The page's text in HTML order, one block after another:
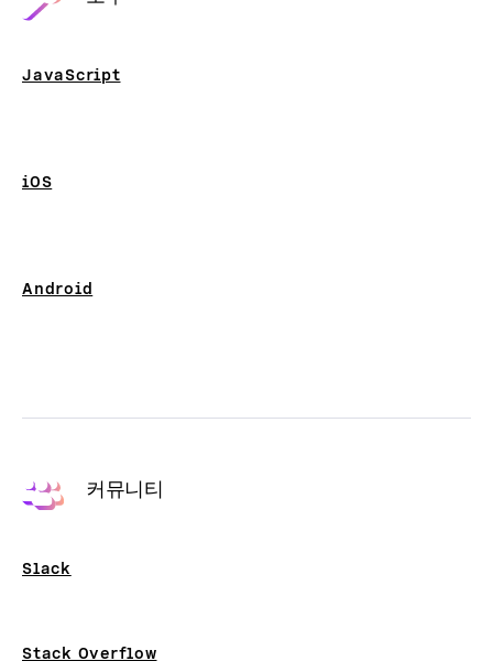
JavaScript
iOS
Android
커뮤니티
Slack
Stack Overflow